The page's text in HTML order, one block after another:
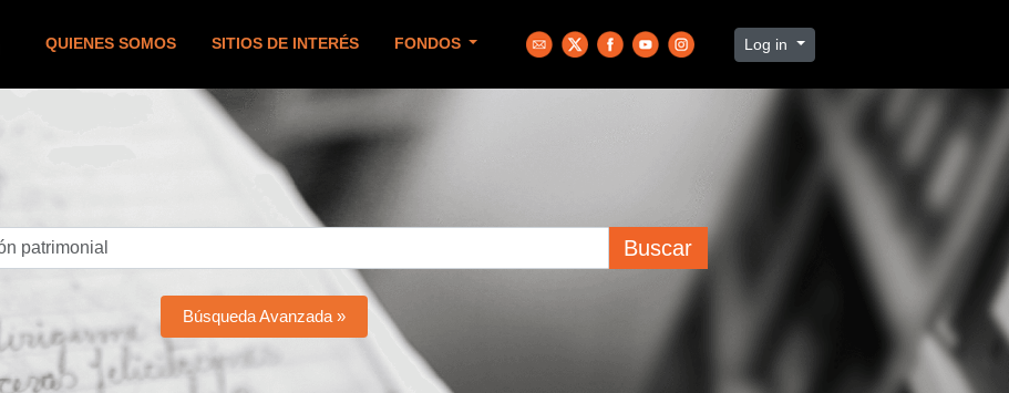
QUIENES SOMOS SITIOS DE INTERÉS FONDOS Log in
Buscar
Búsqueda Avanzada »